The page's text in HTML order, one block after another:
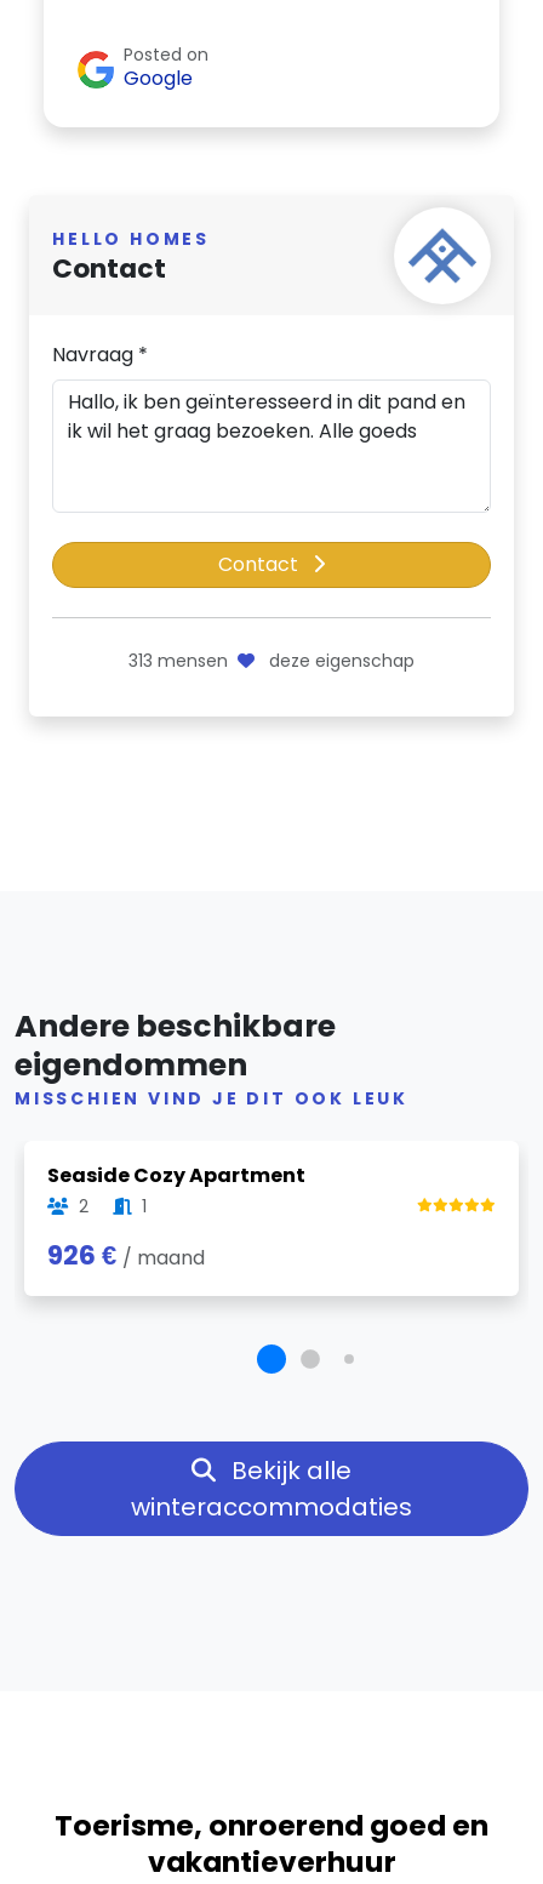
Posted on
Google
HELLO HOMES
Contact
Navraag *
Contact
313 mensen deze eigenschap
Andere beschikbare
eigendommen
MISSCHIEN VIND JE DIT OOK LEUK
Seaside Cozy Apartment
2 1
926 € / maand
Bekijk alle
winteraccommodaties
Toerisme, onroerend goed en
vakantieverhuur